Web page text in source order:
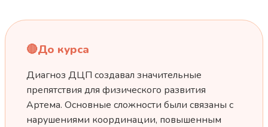
🔴До курса
Диагноз ДЦП создавал значительные
препятствия для физического развития
Артема. Основные сложности были связаны с
нарушениями координации, повышенным